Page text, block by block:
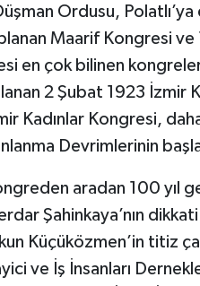
Ordusu,
Maarif Kongresi
en çok bilinen
2 Şubat 1923 İzmir
Kadınlar Kongresi,
Devrimlerinin
aradan 100 yıl
Şahinkaya’nın
Küçüközmen’in titiz
ve İş İnsanları